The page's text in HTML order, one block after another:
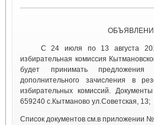
С 24 июля по 13 августа 2015
избирательная комиссия
будет принимать
дополнительного зачисления в
избирательных комиссий.
659240 с.Кытманово ул.Советская, 13;
Список документов см.в приложении